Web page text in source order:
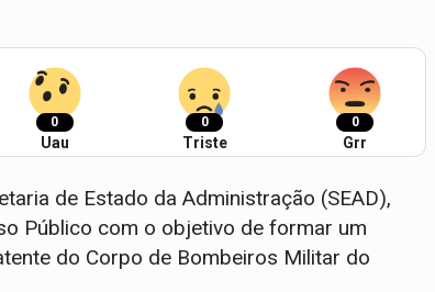
0
Uau
0
Triste
0
Grr
de Estado da Administração (SEAD),
Público com o objetivo de formar um
do Corpo de Bombeiros Militar do